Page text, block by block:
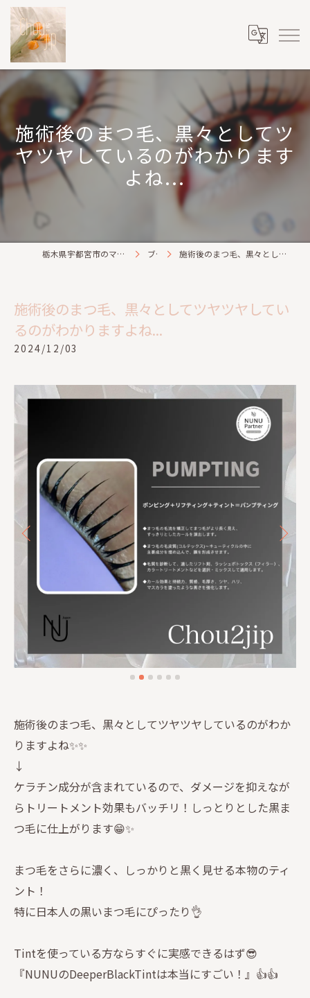
施術後のまつ毛、黒々としてツ
ヤツヤしているのがわかります
よね...
栃木県宇都宮市のマツパならChou2jip(シュシュジプ) ブログ 施術後のまつ毛、黒々としてツヤツヤしているのがわかりますよね...
施術後のまつ毛、黒々としてツヤツヤしてい
るのがわかりますよね...
2024/12/03
施術後のまつ毛、黒々としてツヤツヤしているのがわか
りますよね✨✨
↓
ケラチン成分が含まれているので、ダメージを抑えなが
らトリートメント効果もバッチリ！しっとりとした黒ま
つ毛に仕上がります😁✨
まつ毛をさらに濃く、しっかりと黒く見せる本物のティ
ント！
特に日本人の黒いまつ毛にぴったり👌
Tintを使っている方ならすぐに実感できるはず😎
『NUNUのDeeperBlackTintは本当にすごい！』👍👍